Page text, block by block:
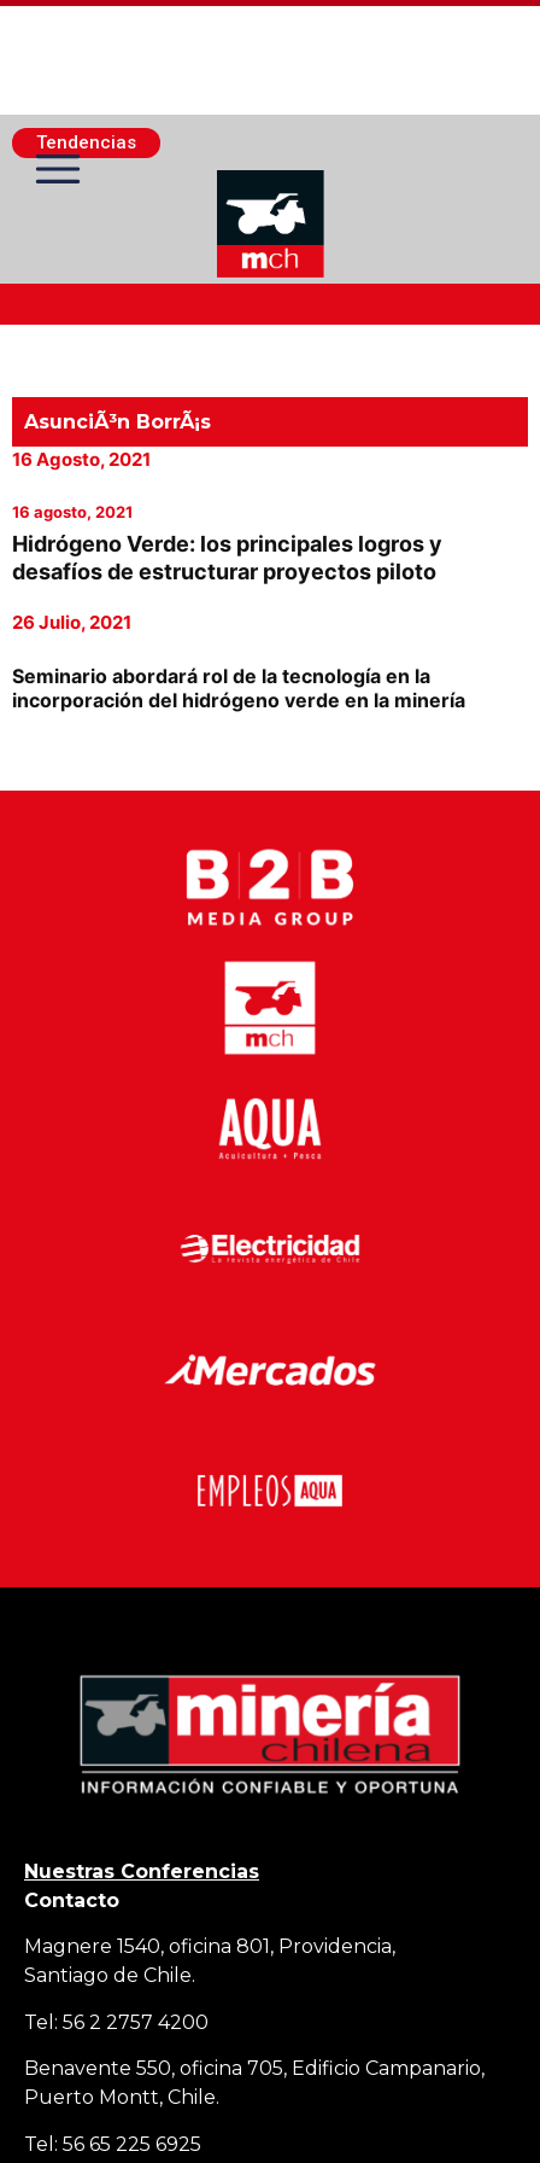
Tendencias
Actualidad Minera
Minería Superficie
Proveedores
Canal Digital
Columnas de Opinión
Designaciones
AsunciÃ³n BorrÃ¡s
16 Agosto, 2021
16 agosto, 2021
Hidrógeno Verde: los principales logros y
desafíos de estructurar proyectos piloto
26 Julio, 2021
Seminario abordará rol de la tecnología en la
incorporación del hidrógeno verde en la minería
Nuestras Conferencias
Contacto
Magnere 1540, oficina 801, Providencia,
Santiago de Chile.
Tel: 56 2 2757 4200
Benavente 550, oficina 705, Edificio Campanario,
Puerto Montt, Chile.
Tel: 56 65 225 6925